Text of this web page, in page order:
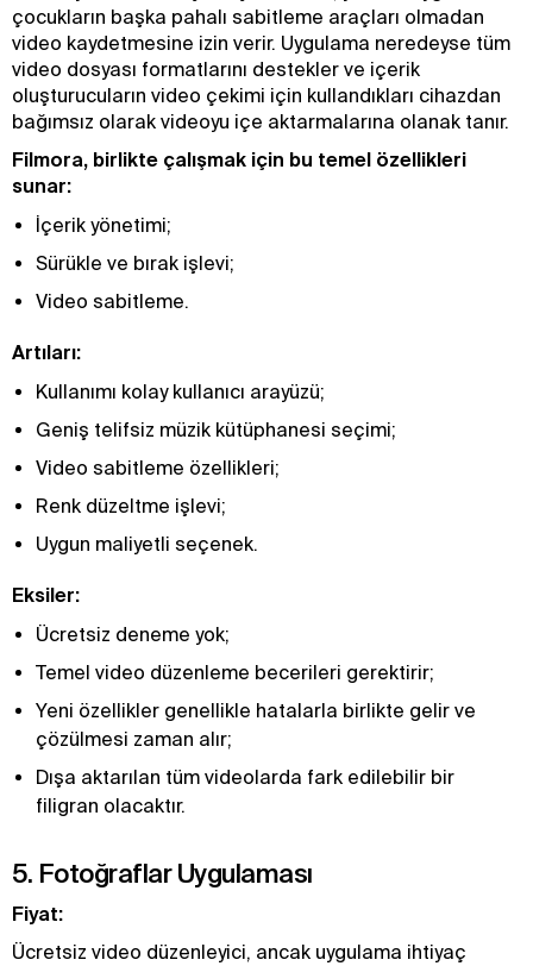
çocukların başka pahalı sabitleme araçları olmadan
video kaydetmesine izin verir. Uygulama neredeyse tüm
video dosyası formatlarını destekler ve içerik
oluşturucuların video çekimi için kullandıkları cihazdan
bağımsız olarak videoyu içe aktarmalarına olanak tanır.
Filmora, birlikte çalışmak için bu temel özellikleri
sunar:
İçerik yönetimi;
Sürükle ve bırak işlevi;
Video sabitleme.
Artıları:
Kullanımı kolay kullanıcı arayüzü;
Geniş telifsiz müzik kütüphanesi seçimi;
Video sabitleme özellikleri;
Renk düzeltme işlevi;
Uygun maliyetli seçenek.
Eksiler:
Ücretsiz deneme yok;
Temel video düzenleme becerileri gerektirir;
Yeni özellikler genellikle hatalarla birlikte gelir ve
çözülmesi zaman alır;
Dışa aktarılan tüm videolarda fark edilebilir bir
filigran olacaktır.
5. Fotoğraflar Uygulaması
Fiyat:
Ücretsiz video düzenleyici, ancak uygulama ihtiyaç